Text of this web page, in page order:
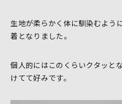
生地が柔らかく体に馴染むよう
着となりました。
個人的にはこのくらいクタッと
けてて好みです。